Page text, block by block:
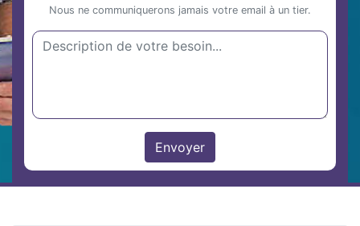
Nous ne communiquerons jamais votre email à un tier.